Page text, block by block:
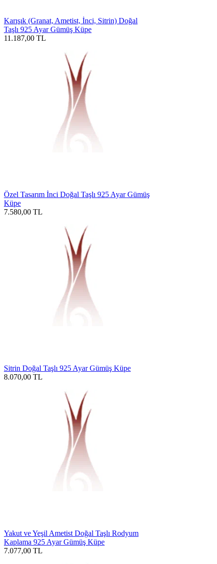
Karışık (Granat, Ametist, İnci, Sitrin) Doğal
Taşlı 925 Ayar Gümüş Küpe
11.187,00 TL
Özel Tasarım İnci Doğal Taşlı 925 Ayar Gümüş
Küpe
7.580,00 TL
Sitrin Doğal Taşlı 925 Ayar Gümüş Küpe
8.070,00 TL
Yakut ve Yeşil Ametist Doğal Taşlı Rodyum
Kaplama 925 Ayar Gümüş Küpe
7.077,00 TL